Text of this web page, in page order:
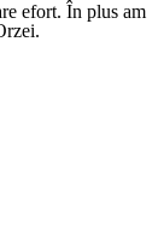
efort. În plus am